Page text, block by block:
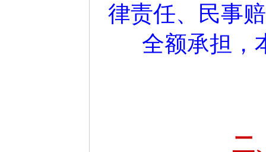
律责任、民事
全额承担，
二